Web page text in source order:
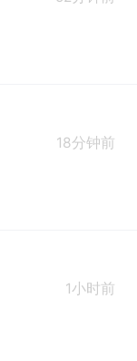
18分钟前
1小时前